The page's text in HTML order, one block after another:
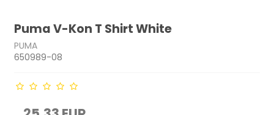
Puma V-Kon T Shirt White
PUMA
650989-08